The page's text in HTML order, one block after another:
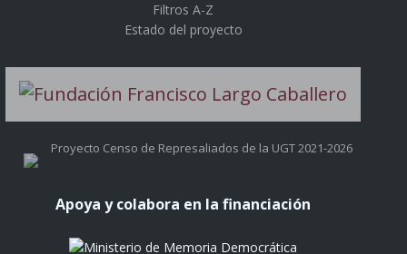
Filtros A-Z
Estado del proyecto
Proyecto Censo de Represaliados de la UGT 2021-2026
Apoya y colabora en la financiación